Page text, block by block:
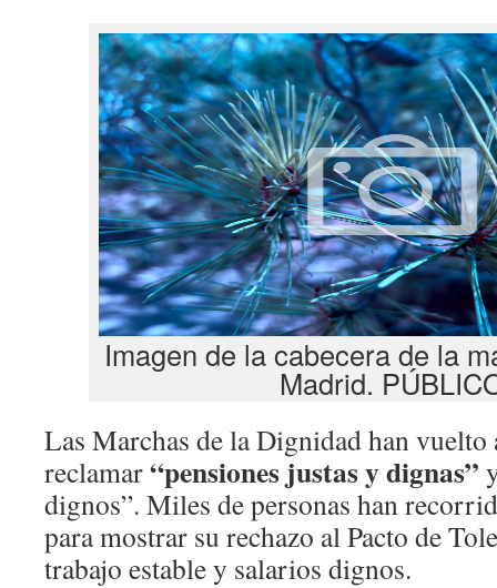
Imagen de la cabecera de la
Madrid.
Las Marchas de la Dignidad han vuelto
reclamar“pensiones justas y dignas”
dignos”. Miles de personas han
para mostrar su rechazo al Pacto de
trabajo estable y salarios dignos.